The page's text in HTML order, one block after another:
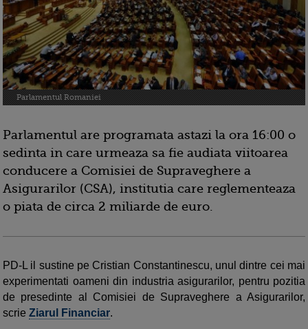
Parlamentul Romaniei
Parlamentul are programata astazi la ora 16:00 o
sedinta in care urmeaza sa fie audiata viitoarea
conducere a Comisiei de Supraveghere a
Asigurarilor (CSA), institutia care reglementeaza
o piata de circa 2 miliarde de euro.
PD-L il sustine pe Cristian Constantinescu, unul dintre cei mai
experimentati oameni din industria asigurarilor, pentru pozitia
de presedinte al Comisiei de Supraveghere a Asigurarilor,
scrie Ziarul Financiar.